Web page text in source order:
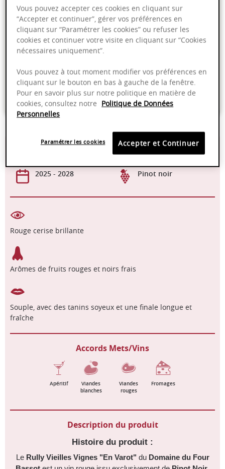
Ajouter au panier
Emballage anti-casse
Paiement sécurisé
13,00% 16 - 18°C
2025 - 2028 Pinot noir
Rouge cerise brillante
Arômes de fruits rouges et noirs frais
Souple, avec des tanins soyeux et une finale longue et
fraîche
Accords Mets/Vins
Apéritif
Viandes
blanches
Viandes
rouges
Fromages
Description du produit
Histoire du produit :
Le Rully Vieilles Vignes "En Varot" du Domaine du Four
Vous pouvez accepter ces cookies en cliquant sur
“Accepter et continuer”, gérer vos préférences en
cliquant sur “Paramétrer les cookies” ou refuser les
cookies et continuer votre visite en cliquant sur “Cookies
nécessaires uniquement”.
Vous pouvez à tout moment modifier vos préférences en
cliquant sur le bouton en bas à gauche de la fenêtre.
Pour en savoir plus sur notre politique en matière de
cookies, consultez notre Politique de Données
Personnelles
Accepter et Continuer
Paramétrer les cookies